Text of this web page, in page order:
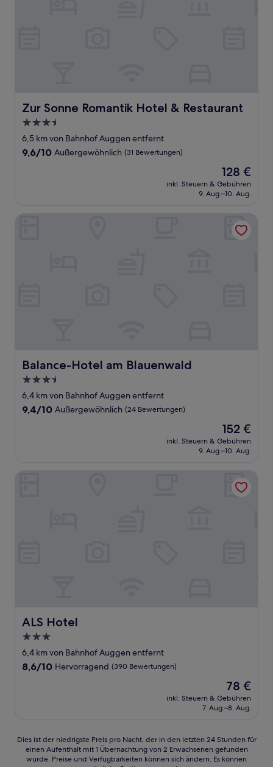
Zur Sonne Romantik Hotel & Restaurant
Zur Sonne Romantik Hotel & Restaurant
3.5-
Sterne-
Unterkunft
6,5 km von Bahnhof Auggen entfernt
9.6
9,6/10 Außergewöhnlich (31 Bewertungen)
Der
Preis
beträgt
128 €
inkl. Steuern & Gebühren
9. Aug.–10. Aug.
Balance-Hotel am Blauenwald
Balance-Hotel am Blauenwald
3.5-
Sterne-
Unterkunft
6,4 km von Bahnhof Auggen entfernt
9.4
9,4/10 Außergewöhnlich (24 Bewertungen)
Der
Preis
beträgt
152 €
inkl. Steuern & Gebühren
9. Aug.–10. Aug.
ALS Hotel
ALS Hotel
3.0-
Sterne-
Unterkunft
6,4 km von Bahnhof Auggen entfernt
8.6
8,6/10 Hervorragend (390 Bewertungen)
Der
Preis
beträgt
78 €
inkl. Steuern & Gebühren
7. Aug.–8. Aug.
Dies
der
Dies ist der niedrigste Preis pro Nacht, der in den letzten 24 Stunden für
einen Aufenthalt mit 1 Übernachtung von 2 Erwachsenen gefunden
wurde. Preise und Verfügbarkeiten können sich ändern. Es können